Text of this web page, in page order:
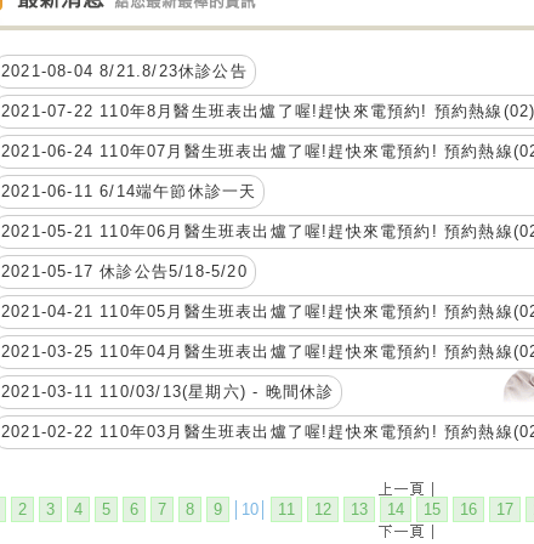
2021-08-04 8/21.8/23休診公告
2021-07-22 110年8月醫生班表出爐了喔!趕快來電預約! 預約熱線
2021-06-24 110年07月醫生班表出爐了喔!趕快來電預約! 預約熱線
2021-06-11 6/14端午節休診一天
2021-05-21 110年06月醫生班表出爐了喔!趕快來電預約! 預約熱線
2021-05-17 休診公告5/18-5/20
2021-04-21 110年05月醫生班表出爐了喔!趕快來電預約! 預約熱線
2021-03-25 110年04月醫生班表出爐了喔!趕快來電預約! 預約熱線
2021-03-11 110/03/13(星期六) - 晚間休診
2021-02-22 110年03月醫生班表出爐了喔!趕快來電預約! 預約熱線
2 3 4 5 6 7 8 9 │10│ 11 12 13 14 15 16 17